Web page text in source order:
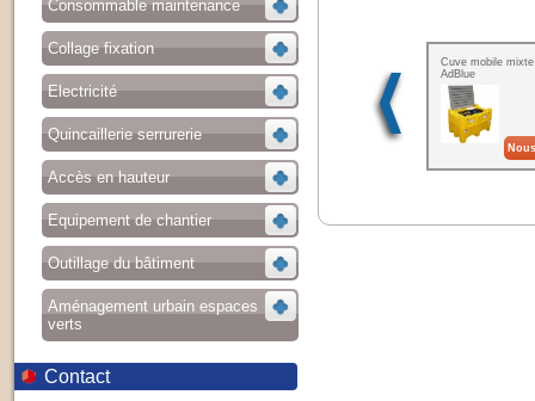
Consommable maintenance
Collage fixation
Electricité
Quincaillerie serrurerie
Accès en hauteur
Equipement de chantier
Outillage du bâtiment
Aménagement urbain espaces
verts
Contact
Cuve mobile
AdBlue